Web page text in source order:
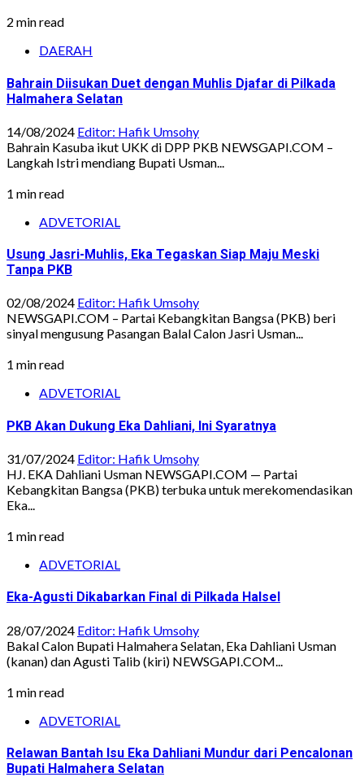
2 min read
DAERAH
Bahrain Diisukan Duet dengan Muhlis Djafar di Pilkada
Halmahera Selatan
14/08/2024 Editor: Hafik Umsohy
Bahrain Kasuba ikut UKK di DPP PKB NEWSGAPI.COM –
Langkah Istri mendiang Bupati Usman...
1 min read
ADVETORIAL
Usung Jasri-Muhlis, Eka Tegaskan Siap Maju Meski
Tanpa PKB
02/08/2024 Editor: Hafik Umsohy
NEWSGAPI.COM – Partai Kebangkitan Bangsa (PKB) beri
sinyal mengusung Pasangan Balal Calon Jasri Usman...
1 min read
ADVETORIAL
PKB Akan Dukung Eka Dahliani, Ini Syaratnya
31/07/2024 Editor: Hafik Umsohy
HJ. EKA Dahliani Usman NEWSGAPI.COM — Partai
Kebangkitan Bangsa (PKB) terbuka untuk merekomendasikan
Eka...
1 min read
ADVETORIAL
Eka-Agusti Dikabarkan Final di Pilkada Halsel
28/07/2024 Editor: Hafik Umsohy
Bakal Calon Bupati Halmahera Selatan, Eka Dahliani Usman
(kanan) dan Agusti Talib (kiri) NEWSGAPI.COM...
1 min read
ADVETORIAL
Relawan Bantah Isu Eka Dahliani Mundur dari Pencalonan
Bupati Halmahera Selatan